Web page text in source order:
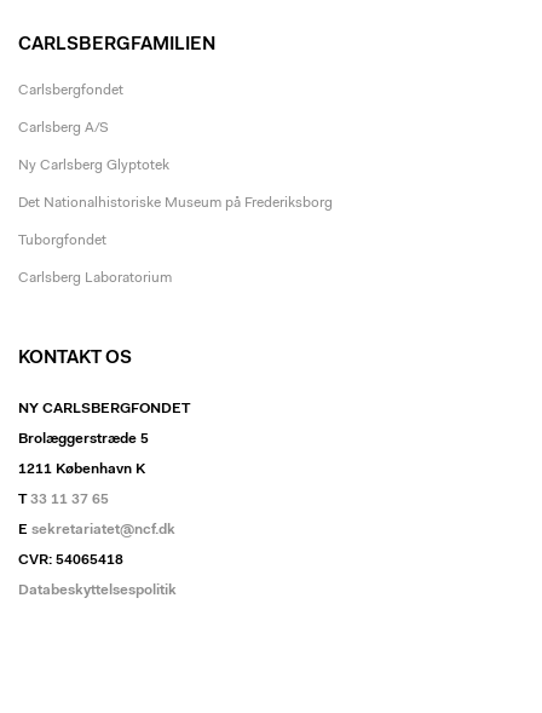
CARLSBERGFAMILIEN
Carlsbergfondet
Carlsberg A/S
Ny Carlsberg Glyptotek
Det Nationalhistoriske Museum på Frederiksborg
Tuborgfondet
Carlsberg Laboratorium
KONTAKT OS
NY CARLSBERGFONDET
Brolæggerstræde 5
1211 København K
T33 11 37 65
E sekretariatet@ncf.dk
CVR: 54065418
Databeskyttelsespolitik